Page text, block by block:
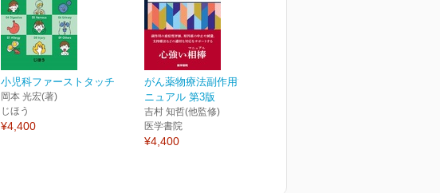
小児科ファーストタッチ
岡本 光宏(著)
じほう
¥4,400
がん薬物療法副作用管理マ
ニュアル 第3版
吉村 知哲(他監修)
医学書院
¥4,400